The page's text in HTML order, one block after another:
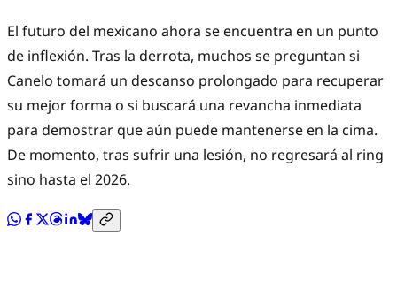
El futuro del mexicano ahora se encuentra en un punto
de inflexión. Tras la derrota, muchos se preguntan si
Canelo tomará un descanso prolongado para recuperar
su mejor forma o si buscará una revancha inmediata
para demostrar que aún puede mantenerse en la cima.
De momento, tras sufrir una lesión, no regresará al ring
sino hasta el 2026.